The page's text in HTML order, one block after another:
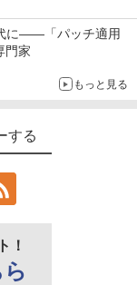
に――「パッチ適用
門家
もっと見る
する
！